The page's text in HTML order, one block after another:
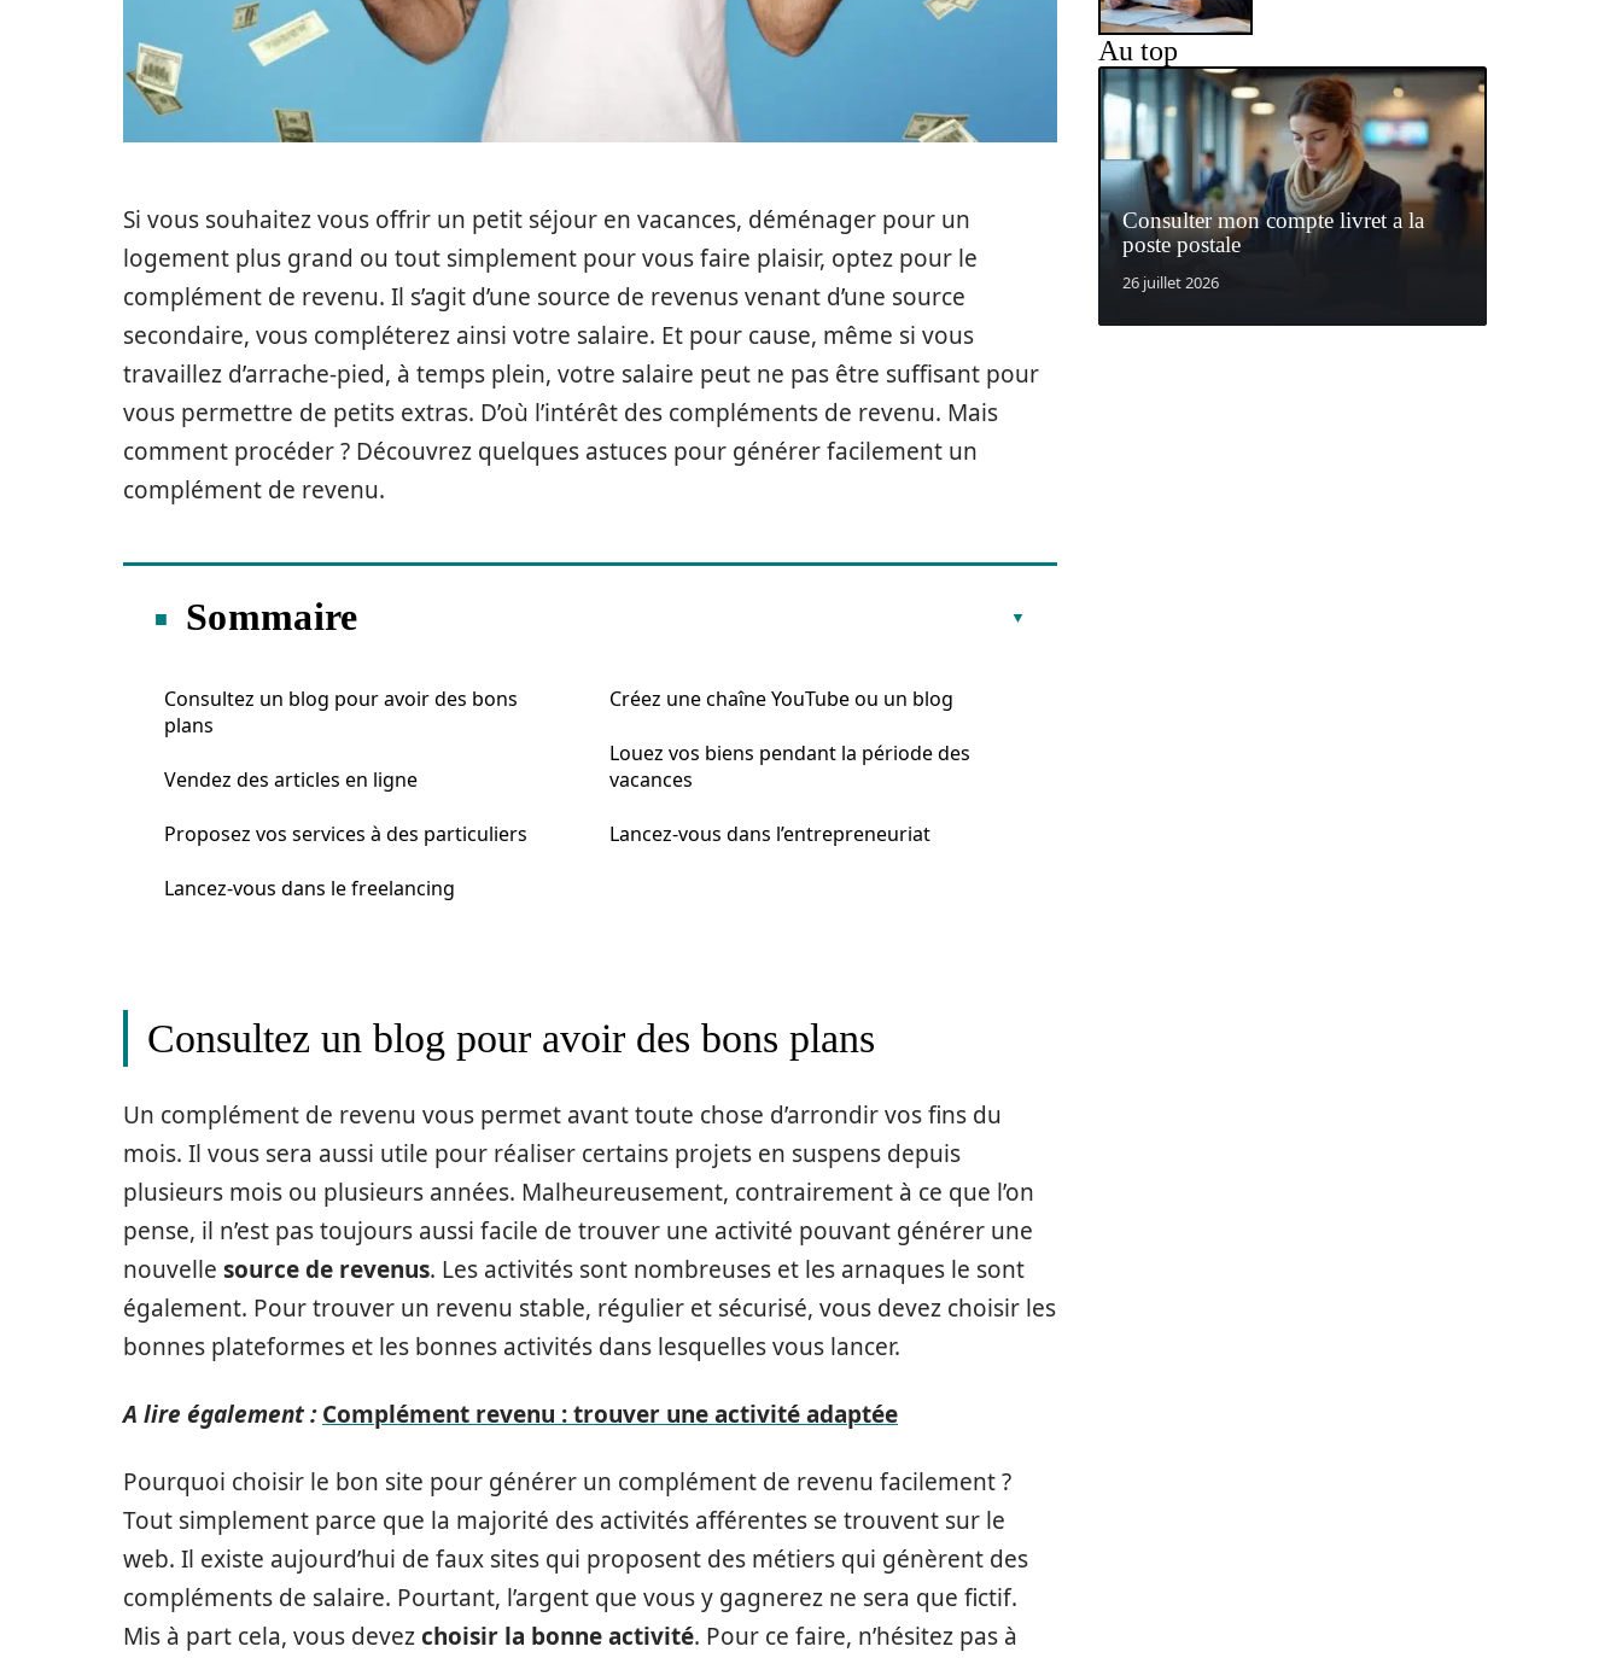
Si vous souhaitez vous offrir un petit séjour en vacances, déménager pour un
logement plus grand ou tout simplement pour vous faire plaisir, optez pour le
complément de revenu. Il s’agit d’une source de revenus venant d’une source
secondaire, vous compléterez ainsi votre salaire. Et pour cause, même si vous
travaillez d’arrache-pied, à temps plein, votre salaire peut ne pas être suffisant pour
vous permettre de petits extras. D’où l’intérêt des compléments de revenu. Mais
comment procéder ? Découvrez quelques astuces pour générer facilement un
complément de revenu.
Sommaire
Consultez un blog pour avoir des bons
plans
Vendez des articles en ligne
Proposez vos services à des particuliers
Lancez-vous dans le freelancing
Créez une chaîne YouTube ou un blog
Louez vos biens pendant la période des
vacances
Lancez-vous dans l’entrepreneuriat
Consultez un blog pour avoir des bons plans
Un complément de revenu vous permet avant toute chose d’arrondir vos fins du
mois. Il vous sera aussi utile pour réaliser certains projets en suspens depuis
plusieurs mois ou plusieurs années. Malheureusement, contrairement à ce que l’on
pense, il n’est pas toujours aussi facile de trouver une activité pouvant générer une
nouvelle source de revenus. Les activités sont nombreuses et les arnaques le sont
également. Pour trouver un revenu stable, régulier et sécurisé, vous devez choisir les
bonnes plateformes et les bonnes activités dans lesquelles vous lancer.
A lire également : Complément revenu : trouver une activité adaptée
Pourquoi choisir le bon site pour générer un complément de revenu facilement ?
Tout simplement parce que la majorité des activités afférentes se trouvent sur le
web. Il existe aujourd’hui de faux sites qui proposent des métiers qui génèrent des
compléments de salaire. Pourtant, l’argent que vous y gagnerez ne sera que fictif.
Mis à part cela, vous devezchoisir la bonne activité. Pour ce faire, n’hésitez pas à
Au top
Consulter mon compte livret a la
poste postale
26 juillet 2026